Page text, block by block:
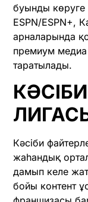
буынды көруге
ESPN/ESPN+,
арналарында
премиум медиа
таратылады.
Кәсіби
жаһандық
дамып келе
бойы контент